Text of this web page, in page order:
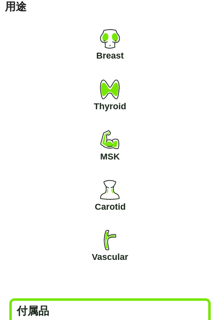
用途
Breast
Thyroid
MSK
Carotid
Vascular
付属品